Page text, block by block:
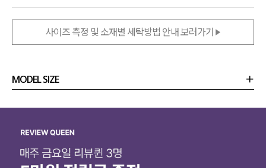
사이즈 측정 및 소재별 세탁방법 안내 보러가기
MODEL SIZE